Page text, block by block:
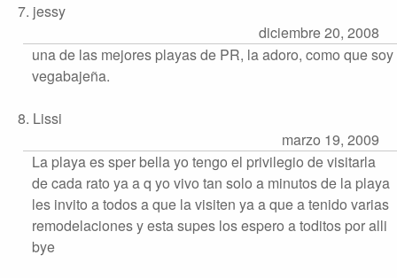
7. jessy
diciembre 20, 2008
una de las mejores playas de PR, la adoro, como que soy
vegabajeña.
8. Lissi
marzo 19, 2009
La playa es sper bella yo tengo el privilegio de visitarla
de cada rato ya a q yo vivo tan solo a minutos de la playa
les invito a todos a que la visiten ya a que a tenido varias
remodelaciones y esta supes los espero a toditos por alli
bye